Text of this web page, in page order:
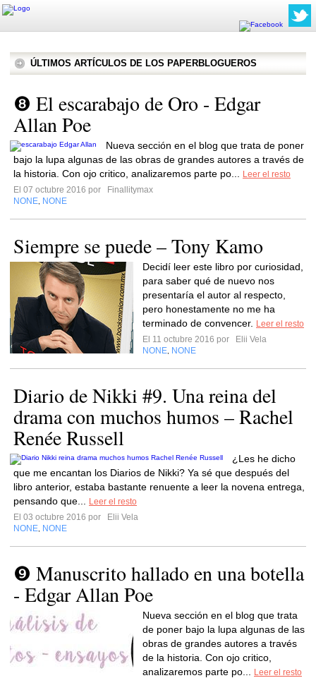
ÚLTIMOS ARTÍCULOS DE LOS PAPERBLOGUEROS
❽ El escarabajo de Oro - Edgar
Allan Poe
Nueva sección en el blog que trata de poner
bajo la lupa algunas de las obras de grandes autores a través de
la historia. Con ojo critico, analizaremos parte po...
Leer el resto
El 07 octubre 2016 por
Finallitymax
NONE NONE
Siempre se puede – Tony Kamo
Decidí leer este libro por curiosidad,
para saber qué de nuevo nos
presentaría el autor al respecto,
pero honestamente no me ha
terminado de convencer.
Leer el resto
El 11 octubre 2016 por
Elii Vela
NONE NONE
Diario de Nikki #9. Una reina del
drama con muchos humos – Rachel
Renée Russell
¿Les he dicho
que me encantan los Diarios de Nikki? Ya sé que después del
libro anterior, estaba bastante renuente a leer la novena entrega,
pensando que...
Leer el resto
El 03 octubre 2016 por
Elii Vela
NONE NONE
❾ Manuscrito hallado en una botella
- Edgar Allan Poe
Nueva sección en el blog que trata
de poner bajo la lupa algunas de las
obras de grandes autores a través
de la historia. Con ojo critico,
analizaremos parte po...
Leer el resto